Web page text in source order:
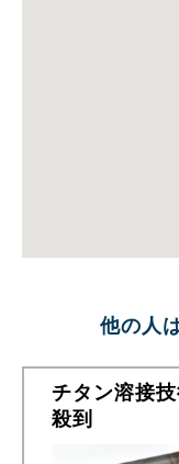
他の人
チタン溶接
殺到